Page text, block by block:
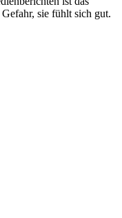
sie fühlt sich gut.